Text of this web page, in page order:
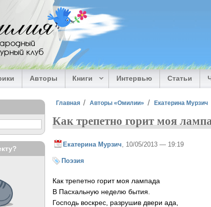
клуб
Авторы Книги Интервью Статьи
Вы здесь
Главная Авторы «Омилии» Екатерина Мурзич
Как трепетно горит моя
Екатерина Мурзич , 10/05/2013 — 19:19
Поэзия
Как трепетно горит моя лампада
В Пасхальную неделю бытия.
Господь воскрес, разрушив двери ада,